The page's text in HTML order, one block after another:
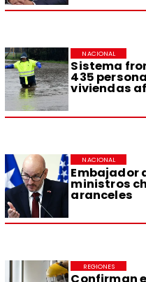
Sistema
435
viviendas
NACIONAL
Embajador
ministros
aranceles
NACIONAL
REGIONES